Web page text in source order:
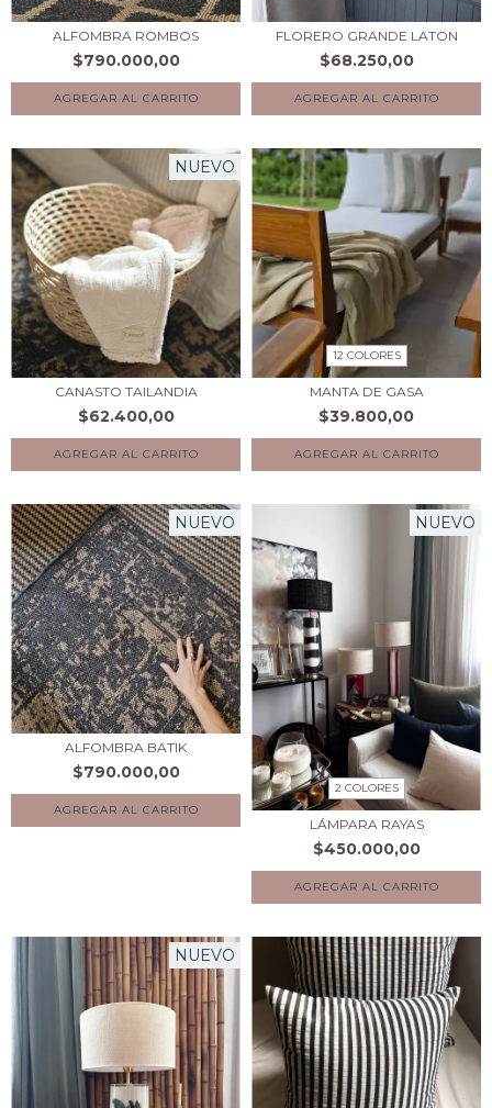
ALFOMBRA ROMBOS
$790.000,00
FLORERO GRANDE LATON
$68.250,00
NUEVO
CANASTO TAILANDIA
$62.400,00
12 COLORES
MANTA DE GASA
$39.800,00
AGREGAR AL CARRITO
NUEVO
ALFOMBRA BATIK
$790.000,00
NUEVO
2 COLORES
LÁMPARA RAYAS
$450.000,00
AGREGAR AL CARRITO
NUEVO